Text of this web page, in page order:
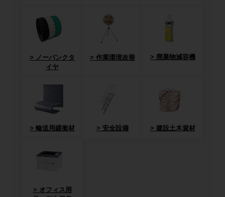
ノーパンクタ
イヤ
作業環境改善 廃棄物減容機
輸送用緩衝材 安全設備 建設土木資材
オフィス用